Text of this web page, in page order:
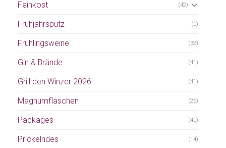
Feinkost (42)
Frühjahrsputz (0)
Frühlingsweine (32)
Gin & Brände (41)
Grill den Winzer 2026 (41)
Magnumflaschen (26)
Packages (40)
Prickelndes (14)